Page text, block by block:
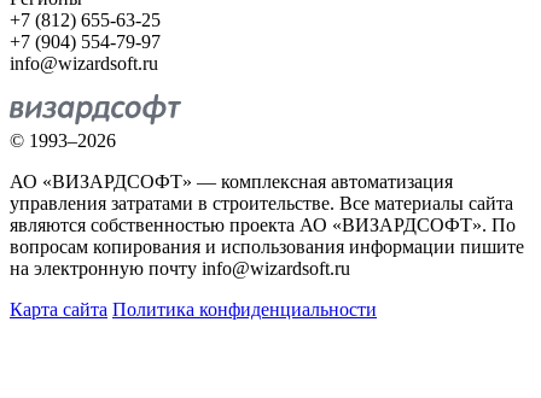
+7 (812) 655-63-25
+7 (904) 554-79-97
info@wizardsoft.ru
© 1993–2026
АО «ВИЗАРДСОФТ» — комплексная автоматизация
управления затратами в строительстве. Все материалы сайта
являются собственностью проекта АО «ВИЗАРДСОФТ». По
вопросам копирования и использования информации пишите
на электронную почту info@wizardsoft.ru
Карта сайта Политика конфиденциальности